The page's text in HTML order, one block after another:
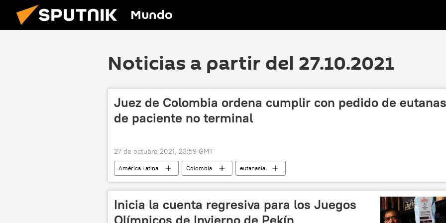
Mundo
Noticias a partir del 27.10.2021
Juez de Colombia ordena cumplir con pedido de
de paciente no terminal
27 de octubre 2021, 23:59 GMT
América Latina Colombia eutanasia
Inicia la cuenta regresiva para los Juegos